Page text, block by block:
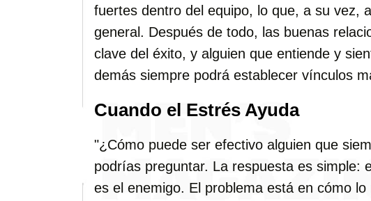
fuertes dentro del equipo, lo que, a su vez,
general. Después de todo, las buenas
clave del éxito, y alguien que entiende y
demás siempre podrá establecer vínculos
Cuando el Estrés Ayuda
"¿Cómo puede ser efectivo alguien que
podrías preguntar. La respuesta es simple:
es el enemigo. El problema está en cómo